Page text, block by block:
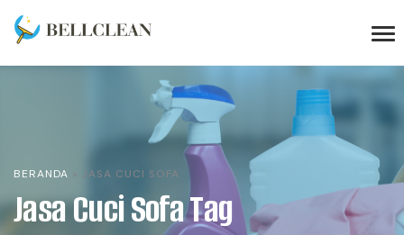
BERANDA JASA CUCI SOFA
Jasa Cuci Sofa Tag